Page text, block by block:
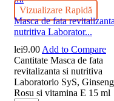
Vizualizare Rapidă
Masca de fata
nutritiva Laborator...
lei9.00Add to Compare
Cantitate Masca de fata
revitalizanta si nutritiva
Laboratorio SyS, Ginseng
Rosu si vitamina E 15 ml